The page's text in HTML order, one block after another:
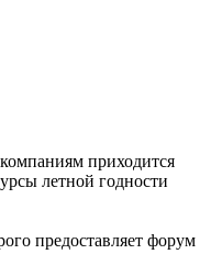
приходится
летной годности
предоставляет форум